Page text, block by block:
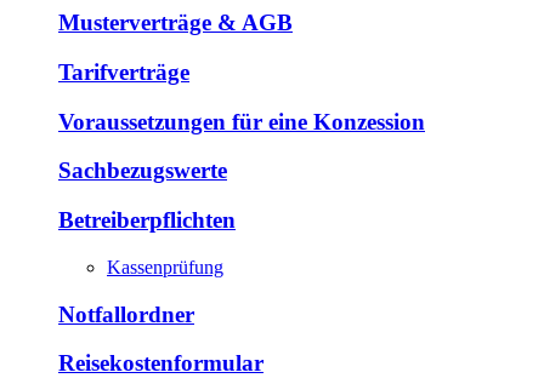
Musterverträge & AGB
Tarifverträge
Voraussetzungen für eine Konzession
Sachbezugswerte
Betreiberpflichten
Kassenprüfung
Notfallordner
Reisekostenformular